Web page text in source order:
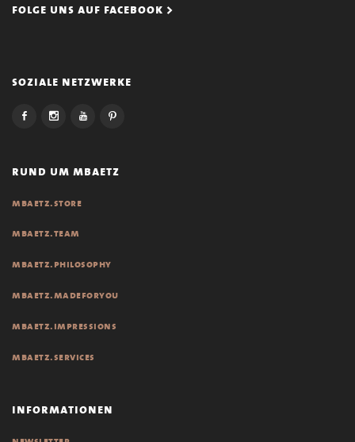
folge uns auf facebook >
soziale netzwerke
rund um mbaetz
mbaetz.store
mbaetz.team
mbaetz.philosophy
mbaetz.madeforyou
mbaetz.impressions
mbaetz.services
informationen